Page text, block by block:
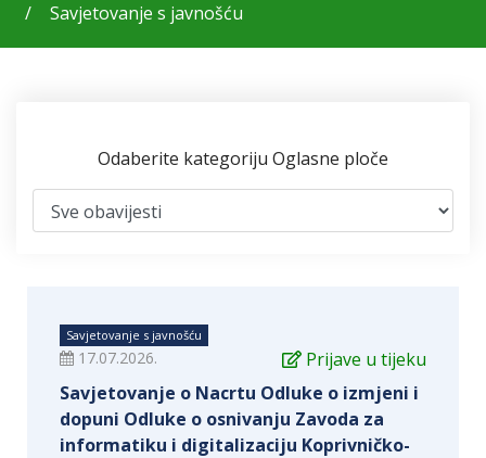
Savjetovanje s javnošću
Odaberite kategoriju Oglasne ploče
Savjetovanje s javnošću
Prijave u tijeku
17.07.2026.
Savjetovanje o Nacrtu Odluke o izmjeni i
dopuni Odluke o osnivanju Zavoda za
informatiku i digitalizaciju Koprivničko-